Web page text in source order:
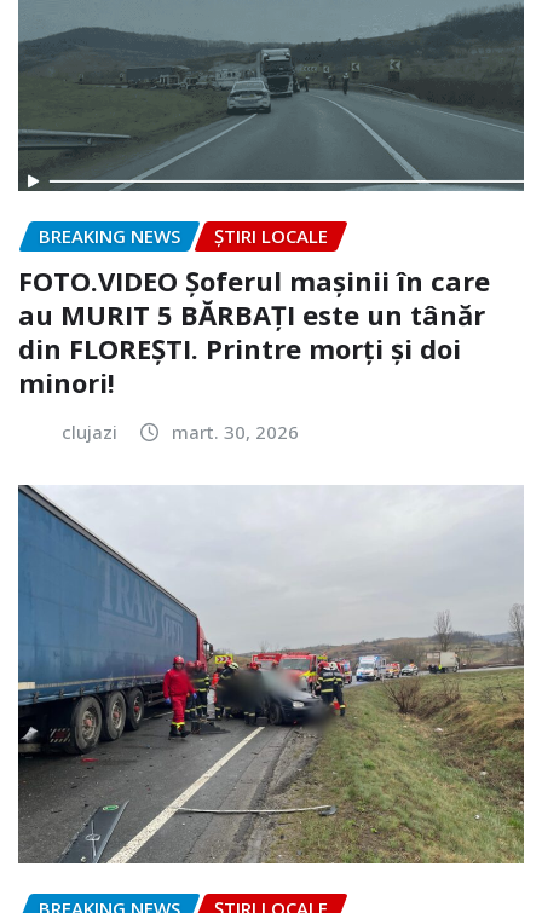
BREAKING NEWS ȘTIRI LOCALE
FOTO.VIDEO Șoferul mașinii în care
au MURIT 5 BĂRBAȚI este un tânăr
din FLOREȘTI. Printre morți și doi
minori!
clujazi mart. 30, 2026